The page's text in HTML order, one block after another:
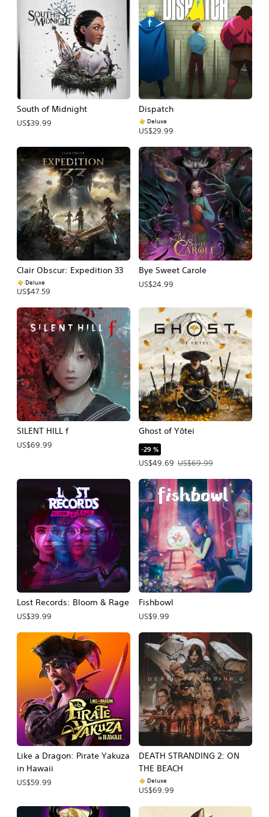
South of Midnight
US$39.99
Dispatch
Deluxe
US$29.99
Clair Obscur: Expedition 33
Deluxe
US$47.59
Bye Sweet Carole
US$24.99
SILENT HILL f
US$69.99
Ghost of Yōtei
-29 %
US$49.69
Precio de la oferta: US$49.69.
US$69.99
Lost Records: Bloom & Rage
US$39.99
Fishbowl
US$9.99
Like a Dragon: Pirate Yakuza
in Hawaii
US$59.99
DEATH STRANDING 2: ON
THE BEACH
Deluxe
US$69.99